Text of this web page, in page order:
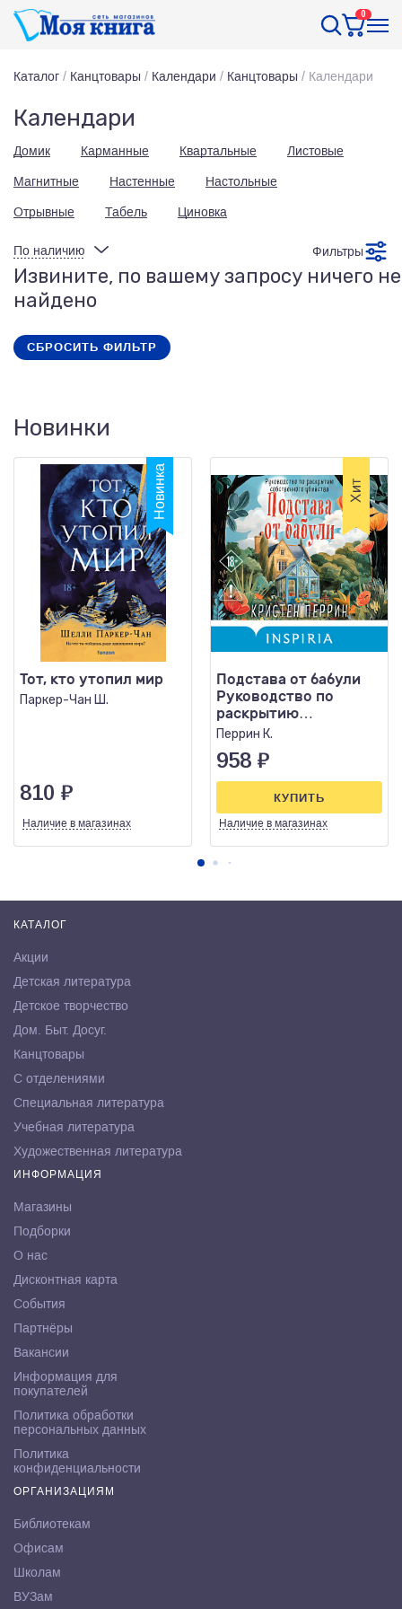
0
Каталог / Канцтовары / Календари / Канцтовары / Календари
Календари
Домик Карманные Квартальные Листовые
Магнитные Настенные Настольные
Отрывные Табель Циновка
По наличию Фильтры
Извините, по вашему запросу ничего не
найдено
СБРОСИТЬ ФИЛЬТР
Новинки
Тот, кто утопил мир
Паркер-Чан Ш.
810 ₽
Наличие в магазинах
Подстава от бабули
Руководство по
раскрытию
собственного
Перрин К.
958 ₽
Наличие в магазинах
КУПИТЬ
КАТАЛОГ
Акции
Детская литература
Детское творчество
Дом. Быт. Досуг.
Канцтовары
С отделениями
Специальная литература
Учебная литература
Художественная литература
ИНФОРМАЦИЯ
Магазины
Подборки
О нас
Дисконтная карта
События
Партнёры
Вакансии
Информация для
покупателей
Политика обработки
персональных данных
Политика
конфиденциальности
ОРГАНИЗАЦИЯМ
Библиотекам
Офисам
Школам
ВУЗам